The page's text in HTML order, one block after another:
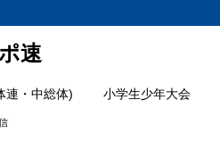
速
連・中総体) 小学生少年大会